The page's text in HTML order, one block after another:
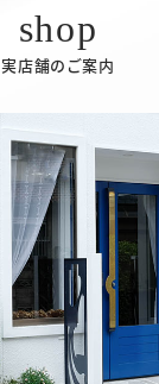
実店舗のご案内